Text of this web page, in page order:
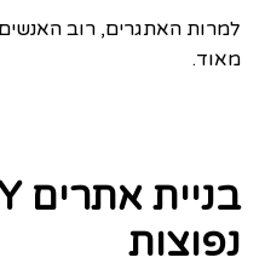
למרות האתגרים, רוב
מאוד.
נפוצות